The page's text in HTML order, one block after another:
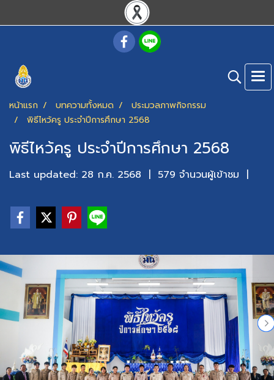
หน้าแรก บทความทั้งหมด
ประมวลภาพกิจกรรม
พิธีไหว้ครู ประจำปีการศึกษา 2568
พิธีไหว้ครู ประจำปีการศึกษา 2568
Last updated: 28 ก.ค. 2568 | 579 จำนวนผู้เข้าชม |